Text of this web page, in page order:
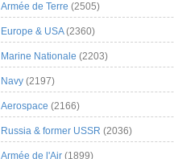
Armée de Terre (2505)
Europe & USA(2360)
Marine Nationale (2203)
Navy (2197)
Aerospace (2166)
Russia & former USSR (2036)
Armée de l'Air (1899)